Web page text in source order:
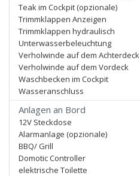
Teak im Cockpit (opzionale)
Trimmklappen Anzeigen
Trimmklappen hydraulisch
Unterwasserbeleuchtung
Verholwinde auf dem Achterdeck
Verholwinde auf dem Vordeck
Waschbecken im Cockpit
Wasseranschluss
Anlagen an Bord
12V Steckdose
Alarmanlage (opzionale)
BBQ/ Grill
Domotic Controller
elektrische Toilette